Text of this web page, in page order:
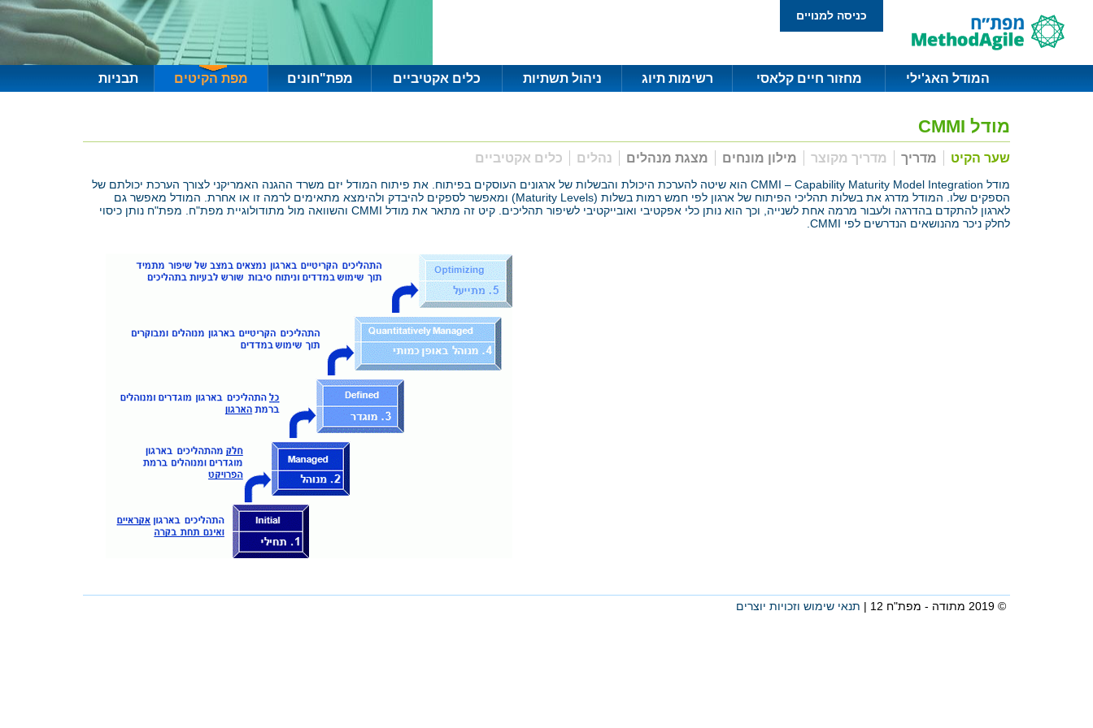
כניסה למנויים
המודל האג'ילי מחזור חיים קלאסי רשימות תיוג ניהול תשתיות כלים אקטיביים מפת"חונים מפת הקיטים תבניות
מודל CMMI
שער הקיט מדריך מדריך מקוצר מילון מונחים מצגת מנהלים נהלים כלים אקטיביים
מודל CMMI – Capability Maturity Model Integration הוא שיטה להערכת היכולת והבשלות של ארגונים העוסקים בפיתוח. את פיתוח המודל יזם משרד ההגנה האמריקני לצורך הערכת יכולתם של
הספקים שלו. המודל מדרג את בשלות תהליכי הפיתוח של ארגון לפי חמש רמות בשלות (Maturity Levels) ומאפשר לספקים להיבדק ולהימצא מתאימים לרמה זו או אחרת. המודל מאפשר גם
לארגון להתקדם בהדרגה ולעבור מרמה אחת לשנייה, וכך הוא נותן כלי אפקטיבי ואובייקטיבי לשיפור תהליכים. קיט זה מתאר את מודל CMMI והשוואה מול מתודולוגיית מפת"ח. מפת"ח נותן כיסוי
לחלק ניכר מהנושאים הנדרשים לפי CMMI.
© 2019 מתודה - מפת"ח 12 | תנאי שימוש וזכויות יוצרים